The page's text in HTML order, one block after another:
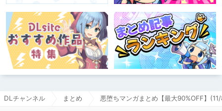
DLチャンネル まとめ 悪堕ちマンガまとめ【最大90%OFF】